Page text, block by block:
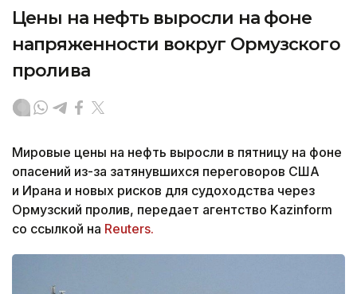
Цены на нефть выросли на фоне
напряженности вокруг Ормузского
пролива
Мировые цены на нефть выросли в пятницу на фоне
опасений из-за затянувшихся переговоров США
и Ирана и новых рисков для судоходства через
Ормузский пролив, передает агентство Kazinform
со ссылкой на Reuters.